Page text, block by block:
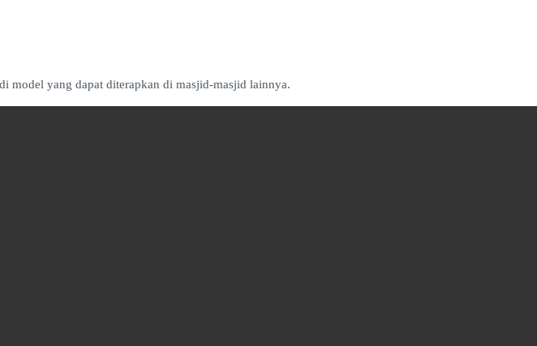
model yang dapat diterapkan di masjid-masjid lainnya.